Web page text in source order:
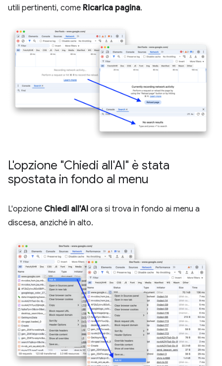
utili pertinenti, come Ricarica pagina.
L'opzione "Chiedi all'AI" è stata
spostata in fondo al menu
L'opzione Chiedi all'AI ora si trova in fondo ai menu a
discesa, anziché in alto.